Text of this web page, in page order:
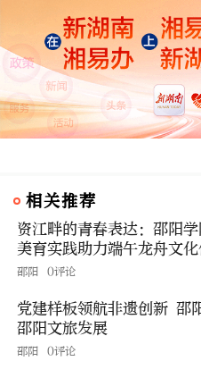
相关推荐
资江畔的青春表达：邵阳
美育实践助力端午龙舟文
邵阳 0评论
党建样板领航非遗创新 邵
邵阳文旅发展
邵阳 0评论